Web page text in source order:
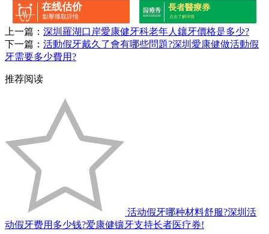
在线估价
點擊獲取詳情
長者醫療券
点击了解详情
上一篇： 深圳羅湖口岸愛康健牙科老年人鑲牙價格是多少?
下一篇： 活動假牙戴久了會有哪些問題?深圳愛康健做活動假
牙需要多少費用?
推荐阅读
活动假牙哪种材料舒服?深圳活
动假牙费用多少钱?爱康健镶牙支持长者医疗券!